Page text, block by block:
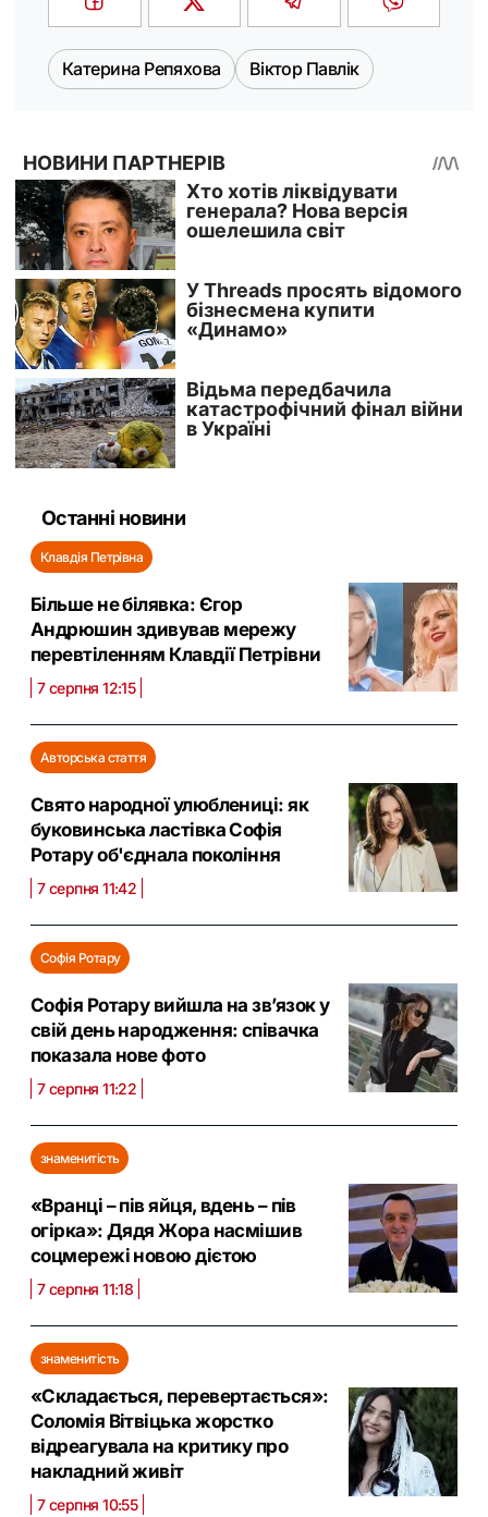
Катерина Репяхова Віктор Павлік
Останні новини
Клавдія Петрівна
Більше не білявка: Єгор
Андрюшин здивував мережу
перевтіленням Клавдії Петрівни
7 серпня 12:15
Авторська стаття
Свято народної улюблениці: як
буковинська ластівка Софія
Ротару об'єднала покоління
7 серпня 11:42
Софія Ротару
Софія Ротару вийшла на зв’язок у
свій день народження: співачка
показала нове фото
7 серпня 11:22
знаменитість
«Вранці – пів яйця, вдень – пів
огірка»: Дядя Жора насмішив
соцмережі новою дієтою
7 серпня 11:18
знаменитість
«Складається, перевертається»:
Соломія Вітвіцька жорстко
відреагувала на критику про
накладний живіт
7 серпня 10:55